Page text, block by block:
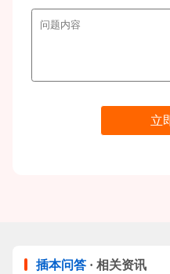
插本问答 · 相关资讯